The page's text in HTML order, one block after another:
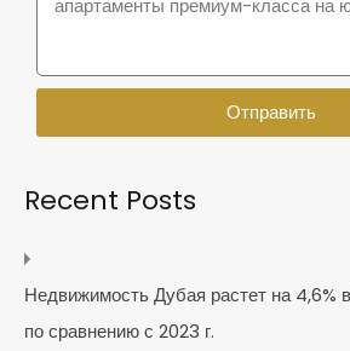
Отправить
Recent Posts
Недвижимость Дубая растет на 4,6%
по сравнению с 2023 г.